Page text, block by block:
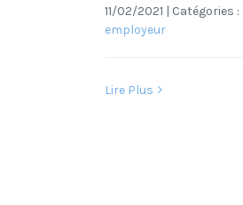
11/02/2021 | Catégories :
employeur
Lire Plus